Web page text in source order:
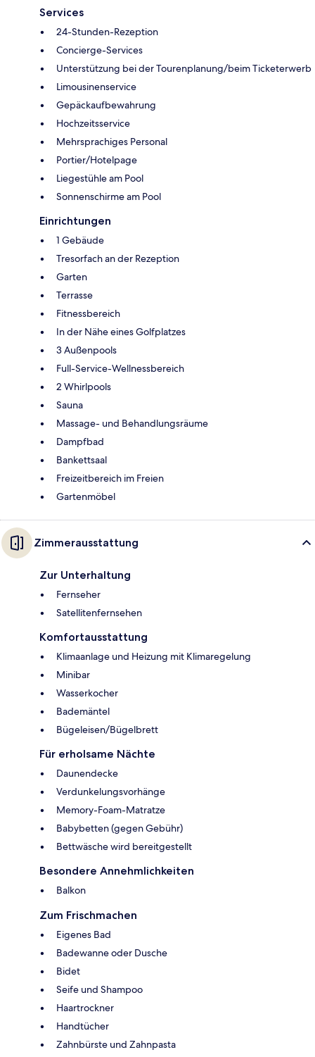
Services
24-Stunden-Rezeption
Concierge-Services
Unterstützung bei der Tourenplanung/beim Ticketerwerb
Limousinenservice
Gepäckaufbewahrung
Hochzeitsservice
Mehrsprachiges Personal
Portier/Hotelpage
Liegestühle am Pool
Sonnenschirme am Pool
Einrichtungen
1 Gebäude
Tresorfach an der Rezeption
Garten
Terrasse
Fitnessbereich
In der Nähe eines Golfplatzes
3 Außenpools
Full-Service-Wellnessbereich
2 Whirlpools
Sauna
Massage- und Behandlungsräume
Dampfbad
Bankettsaal
Freizeitbereich im Freien
Gartenmöbel
Zimmerausstattung
Zur Unterhaltung
Fernseher
Satellitenfernsehen
Komfortausstattung
Klimaanlage und Heizung mit Klimaregelung
Minibar
Wasserkocher
Bademäntel
Bügeleisen/Bügelbrett
Für erholsame Nächte
Daunendecke
Verdunkelungsvorhänge
Memory-Foam-Matratze
Babybetten (gegen Gebühr)
Bettwäsche wird bereitgestellt
Besondere Annehmlichkeiten
Balkon
Zum Frischmachen
Eigenes Bad
Badewanne oder Dusche
Bidet
Seife und Shampoo
Haartrockner
Handtücher
Zahnbürste und Zahnpasta